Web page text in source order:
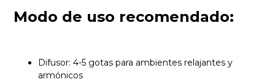
Modo de uso recomendado:
Difusor: 4-5 gotas para ambientes relajantes y
armónicos